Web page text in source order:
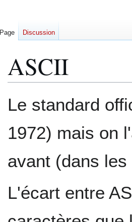
ASCII
navigation
recherche
Le standard
1972) mais on
avant (dans
L'écart entre
Page Discussion